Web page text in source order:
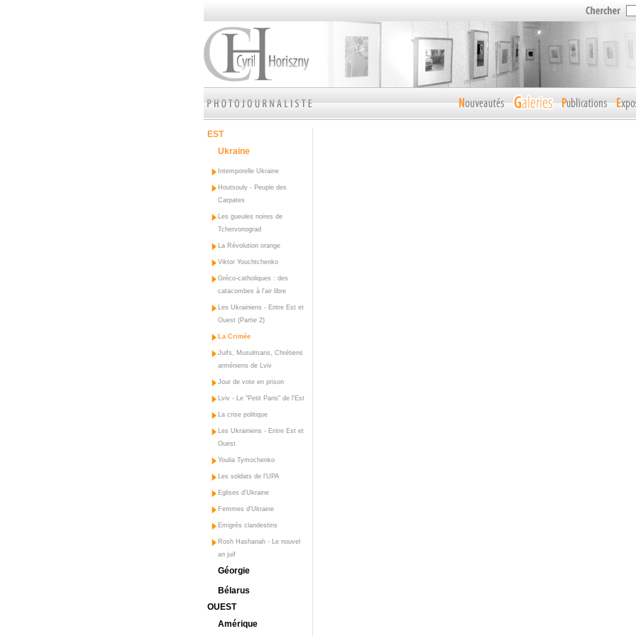
EST
Ukraine
Intemporelle Ukraine
Houtsouly - Peuple des
Carpates
Les gueules noires de
Tchervonograd
La Révolution orange
Viktor Youchtchenko
Gréco-catholiques : des
catacombes à l'air libre
Les Ukrainiens - Entre Est et
Ouest (Partie 2)
La Crimée
Juifs, Musulmans, Chrétiens
arméniens de Lviv
Jour de vote en prison
Lviv - Le "Petit Paris" de l'Est
La crise politique
Les Ukrainiens - Entre Est et
Ouest
Youlia Tymochenko
Les soldats de l'UPA
Eglises d'Ukraine
Femmes d'Ukraine
Emigrés clandestins
Rosh Hashanah - Le nouvel
an juif
Géorgie
Bélarus
OUEST
Amérique